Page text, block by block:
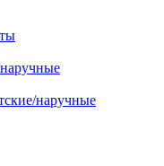
наручные